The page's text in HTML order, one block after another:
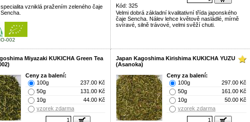
vzniklá pražením zeleného čaje
002
Kód: 325
Velmi dobrá základní kvalitativní třída japonského
čaje Sencha. Nálev lehce květově nasládlé, mírně
svíravé, silně trávové, velmi svěží chuti.
Miyazaki KUKICHA Green Tea
Ceny za balení:
100g
237.00 Kč
50g
131.00 Kč
10g
44.00 Kč
vzorek zdarma
Japan Kagoshima Kirishima KUKICHA YUZU
(Asanoka)
Ceny za balení:
100g
297.00 Kč
50g
161.00 Kč
10g
50.00 Kč
vzorek zdarma